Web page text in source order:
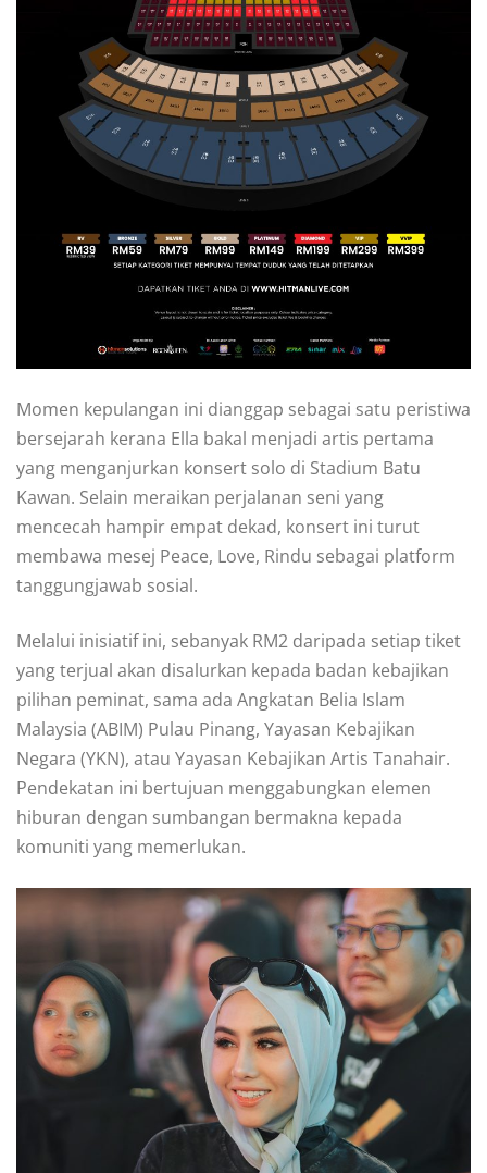
Momen kepulangan ini dianggap sebagai satu peristiwa
bersejarah kerana Ella bakal menjadi artis pertama
yang menganjurkan konsert solo di Stadium Batu
Kawan. Selain meraikan perjalanan seni yang
mencecah hampir empat dekad, konsert ini turut
membawa mesej Peace, Love, Rindu sebagai platform
tanggungjawab sosial.
Melalui inisiatif ini, sebanyak RM2 daripada setiap tiket
yang terjual akan disalurkan kepada badan kebajikan
pilihan peminat, sama ada Angkatan Belia Islam
Malaysia (ABIM) Pulau Pinang, Yayasan Kebajikan
Negara (YKN), atau Yayasan Kebajikan Artis Tanahair.
Pendekatan ini bertujuan menggabungkan elemen
hiburan dengan sumbangan bermakna kepada
komuniti yang memerlukan.